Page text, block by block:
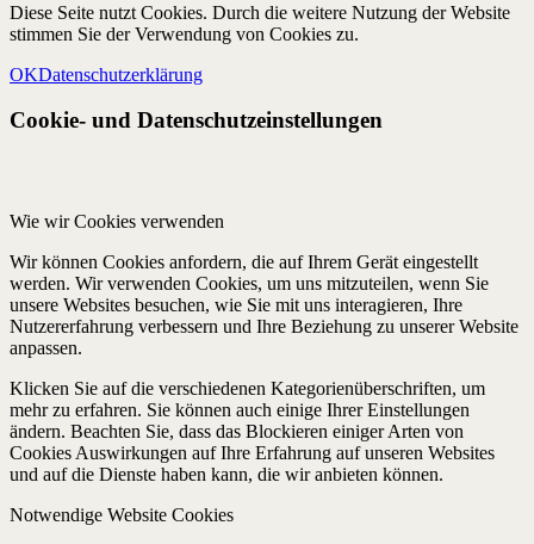
Diese Seite nutzt Cookies. Durch die weitere Nutzung der Website
stimmen Sie der Verwendung von Cookies zu.
OKDatenschutzerklärung
Cookie- und Datenschutzeinstellungen
Wie wir Cookies verwenden
Wir können Cookies anfordern, die auf Ihrem Gerät eingestellt
werden. Wir verwenden Cookies, um uns mitzuteilen, wenn Sie
unsere Websites besuchen, wie Sie mit uns interagieren, Ihre
Nutzererfahrung verbessern und Ihre Beziehung zu unserer Website
anpassen.
Klicken Sie auf die verschiedenen Kategorienüberschriften, um
mehr zu erfahren. Sie können auch einige Ihrer Einstellungen
ändern. Beachten Sie, dass das Blockieren einiger Arten von
Cookies Auswirkungen auf Ihre Erfahrung auf unseren Websites
und auf die Dienste haben kann, die wir anbieten können.
Notwendige Website Cookies